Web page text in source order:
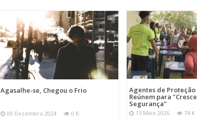
Agasalhe-se, Chegou o Frio
09 Dezembro 2024 0 K
Agentes de Proteção
Reúnem para
Segurança"
15 Maio 2026 74 K